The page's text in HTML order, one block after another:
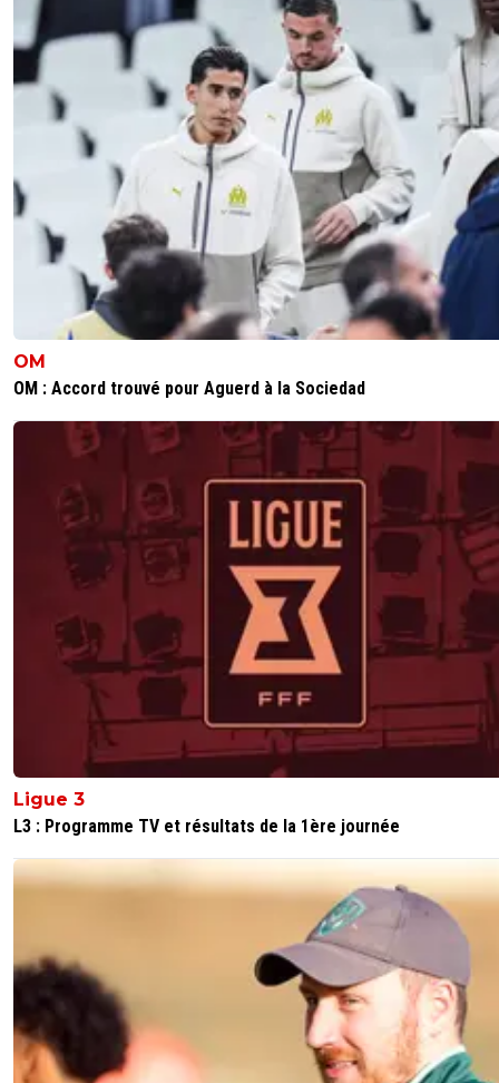
OM
OM : Accord trouvé pour Aguerd à la Sociedad
Ligue 3
L3 : Programme TV et résultats de la 1ère journée